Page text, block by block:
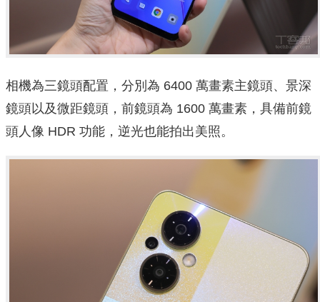
相機為三鏡頭配置，分別為 6400 萬畫素主鏡頭、景深
鏡頭以及微距鏡頭，前鏡頭為 1600 萬畫素，具備前鏡
頭人像 HDR 功能，逆光也能拍出美照。